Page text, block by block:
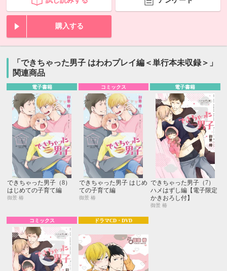
購入する
「できちゃった男子 はわわプレイ編＜単行本未収録＞」
関連商品
電子書籍
できちゃった男子（8）
はじめての子育て編
御景 椿
コミックス
できちゃった男子 はじめ
ての子育て編
御景 椿
電子書籍
できちゃった男子（7）
ハメはずし編【電子限定
かきおろし付】
御景 椿
コミックス ドラマCD・DVD